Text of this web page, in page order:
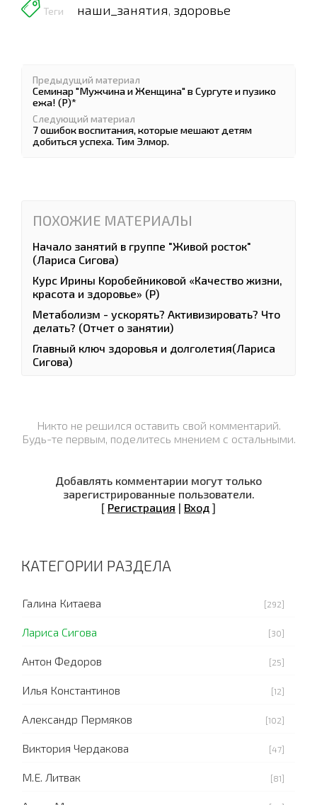
Теги наши_занятия здоровье
Предыдущий материал
Семинар "Мужчина и Женщина" в Сургуте и пузико
ежа! (Р)*
Следующий материал
7 ошибок воспитания, которые мешают детям
добиться успеха. Тим Элмор.
ПОХОЖИЕ МАТЕРИАЛЫ
Начало занятий в группе "Живой росток"
(Лариса Сигова)
Курс Ирины Коробейниковой «Качество жизни,
красота и здоровье» (Р)
Метаболизм - ускорять? Активизировать? Что
делать? (Отчет о занятии)
Главный ключ здоровья и долголетия(Лариса
Сигова)
Никто не решился оставить свой комментарий.
Будь-те первым, поделитесь мнением с остальными.
Добавлять комментарии могут только
зарегистрированные пользователи.
[ Регистрация | Вход ]
КАТЕГОРИИ РАЗДЕЛА
Галина Китаева [292]
Лариса Сигова [30]
Антон Федоров [25]
Илья Константинов [12]
Александр Пермяков [102]
Виктория Чердакова [47]
М.Е. Литвак [81]